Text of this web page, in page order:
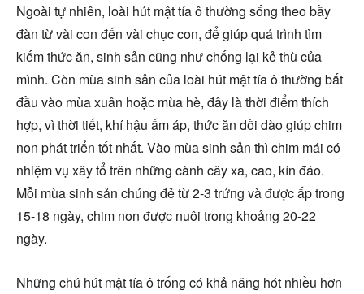
Ngoài tự nhiên, loài hút mật tía ô thường sống theo bầy
đàn từ vài con đến vài chục con, để giúp quá trình tìm
kiếm thức ăn, sinh sản cũng như chống lại kẻ thù của
mình. Còn mùa sinh sản của loài hút mật tía ô thường bắt
đầu vào mùa xuân hoặc mùa hè, đây là thời điểm thích
hợp, vì thời tiết, khí hậu ấm áp, thức ăn dồi dào giúp chim
non phát triển tốt nhất. Vào mùa sinh sản thì chim mái có
nhiệm vụ xây tổ trên những cành cây xa, cao, kín đáo.
Mỗi mùa sinh sản chúng đẻ từ 2-3 trứng và được ấp trong
15-18 ngày, chim non được nuôi trong khoảng 20-22
ngày.
Những chú hút mật tía ô trống có khả năng hót nhiều hơn